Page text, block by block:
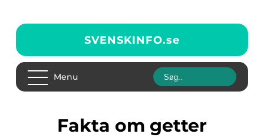
SVENSKINFO.se
Menu
fakta om getter